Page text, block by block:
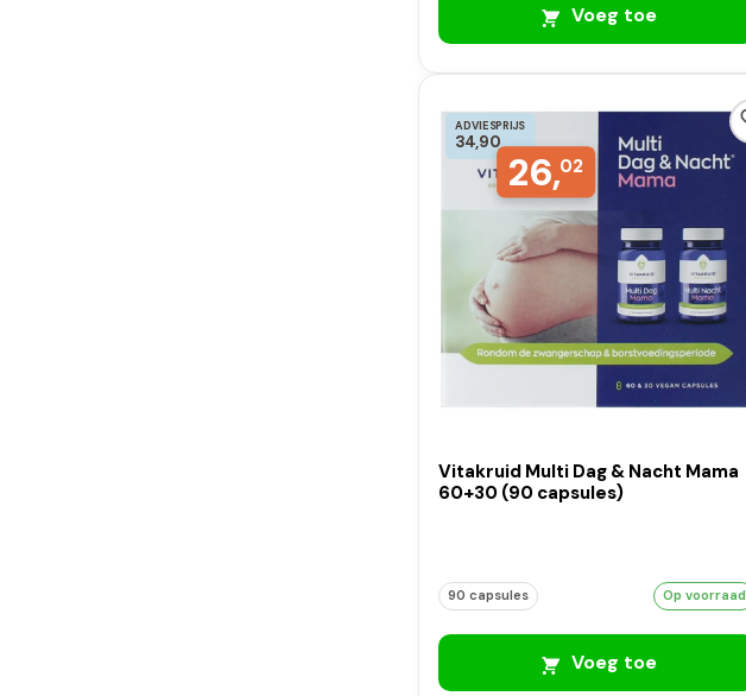
Voeg toe
ADVIESPRIJS
34,90
26,02
Vitakruid Multi Dag & Nacht Mama
60+30 (90 capsules)
90 capsules Op voorraad
Voeg toe